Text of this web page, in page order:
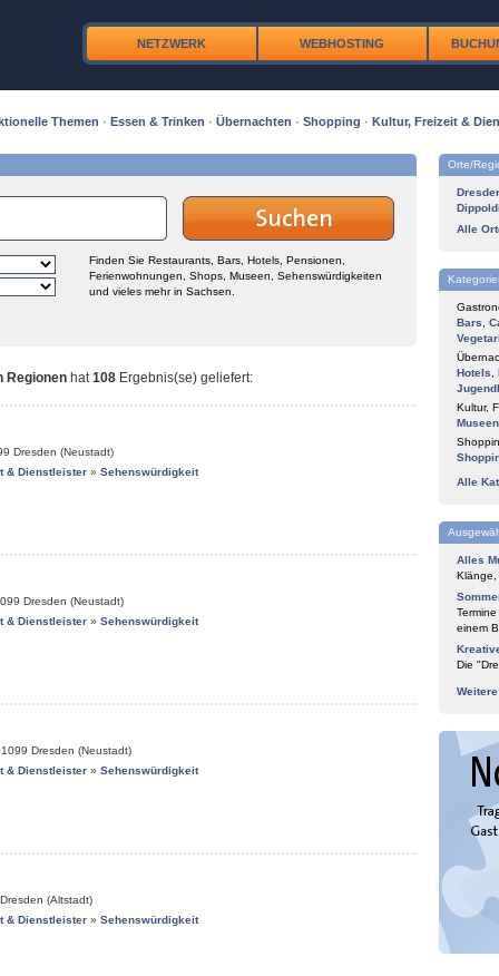
NETZWERK WEBHOSTING
Themen · Essen & Trinken · Übernachten · Shopping · Kultur, Freizeit &
Finden Sie Restaurants, Bars, Hotels, Pensionen,
Ferienwohnungen, Shops, Museen, Sehenswürdigkeiten
und vieles mehr in Sachsen.
Regionen hat108 Ergebnis(se) geliefert:
Dresden (Neustadt)
& Dienstleister » Sehenswürdigkeit
Dresden (Neustadt)
& Dienstleister » Sehenswürdigkeit
Dresden (Neustadt)
& Dienstleister » Sehenswürdigkeit
Dresden (Altstadt)
& Dienstleister » Sehenswürdigkeit
Orte/
Alle
Bars
Hotels
Kultur,
Museen
Alle
Alles
Klänge,
einem
Die